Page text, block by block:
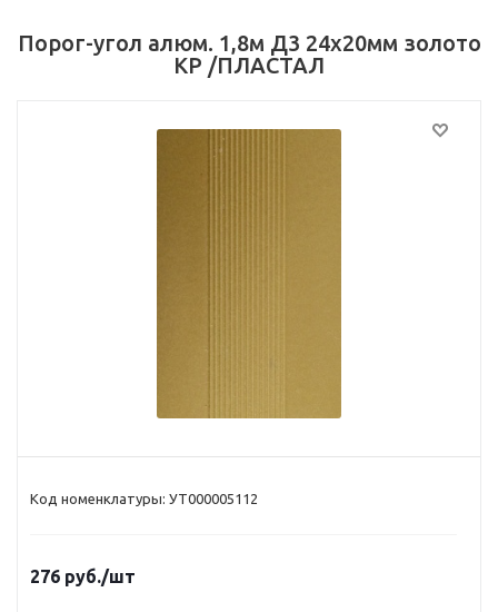
Порог-угол алюм. 1,8м Д3 24х20мм золото
КР /ПЛАСТАЛ
Код номенклатуры: УТ000005112
276 руб./шт